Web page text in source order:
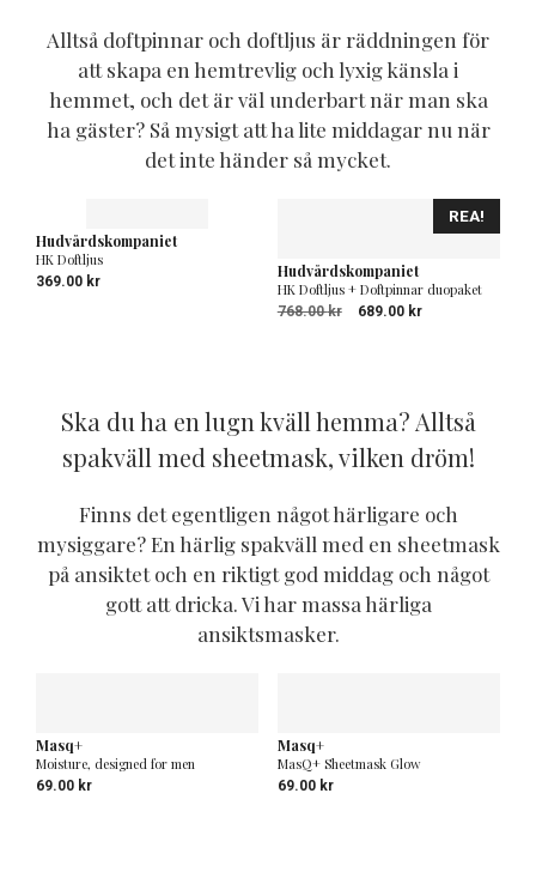
Alltså doftpinnar och doftljus är räddningen för
att skapa en hemtrevlig och lyxig känsla i
hemmet, och det är väl underbart när man ska
ha gäster? Så mysigt att ha lite middagar nu när
det inte händer så mycket.
Hudvårdskompaniet
HK Doftljus
369.00 kr
REA!
Hudvårdskompaniet
HK Doftljus + Doftpinnar duopaket
768.00kr
Det
689.00 krDet
Ska du ha en lugn kväll hemma? Alltså
spakväll med sheetmask, vilken dröm!
Finns det egentligen något härligare och
mysiggare? En härlig spakväll med en sheetmask
på ansiktet och en riktigt god middag och något
gott att dricka. Vi har massa härliga
ansiktsmasker.
Masq+
Moisture, designed for men
69.00 kr
Masq+
MasQ+ Sheetmask Glow
69.00 kr